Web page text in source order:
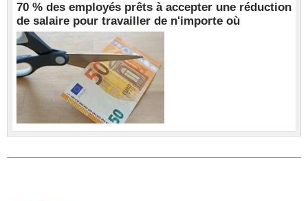
70 % des employés prêts à accepter une réduction
de salaire pour travailler de n'importe où